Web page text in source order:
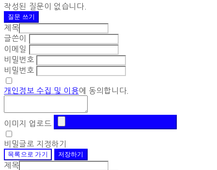
작성된 질문이 없습니다.
질문 쓰기
제목
글쓴이
이메일
비밀번호
비밀번호
개인정보 수집 및 이용에 동의합니다.
이미지 업로드
비밀글로 지정하기
목록으로 가기
저장하기
제목